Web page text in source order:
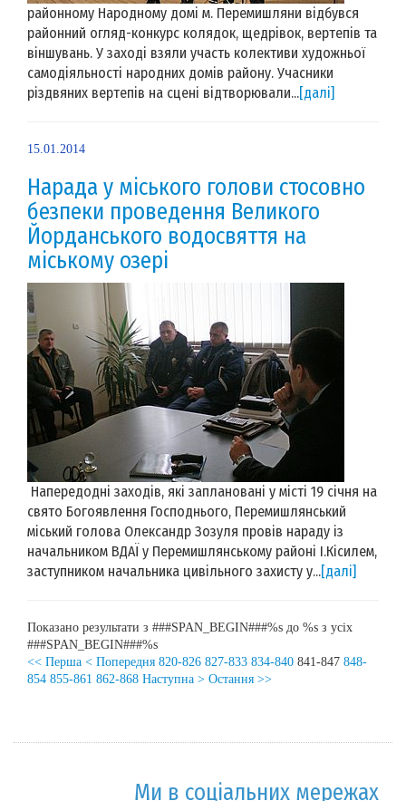
районному Народному домі м. Перемишляни відбувся
районний огляд-конкурс колядок, щедрівок, вертепів та
віншувань. У заході взяли участь колективи художньої
самодіяльності народних домів району. Учасники
різдвяних вертепів на сцені відтворювали...[далі]
15.01.2014
Нарада у міського голови стосовно
безпеки проведення Великого
Йорданського водосвяття на
міському озері
Напередодні заходів, які заплановані у місті 19 січня на
свято Богоявлення Господнього, Перемишлянський
міський голова Олександр Зозуля провів нараду із
начальником ВДАЇ у Перемишлянському районі І.Кісилем,
заступником начальника цивільного захисту у...[далі]
Показано результати з ###SPAN_BEGIN###%s до %s з усіх
###SPAN_BEGIN###%s
<< Перша < Попередня 820-826 827-833 834-840 841-847 848-
854 855-861 862-868 Наступна > Остання >>
Ми в соціальних мережах